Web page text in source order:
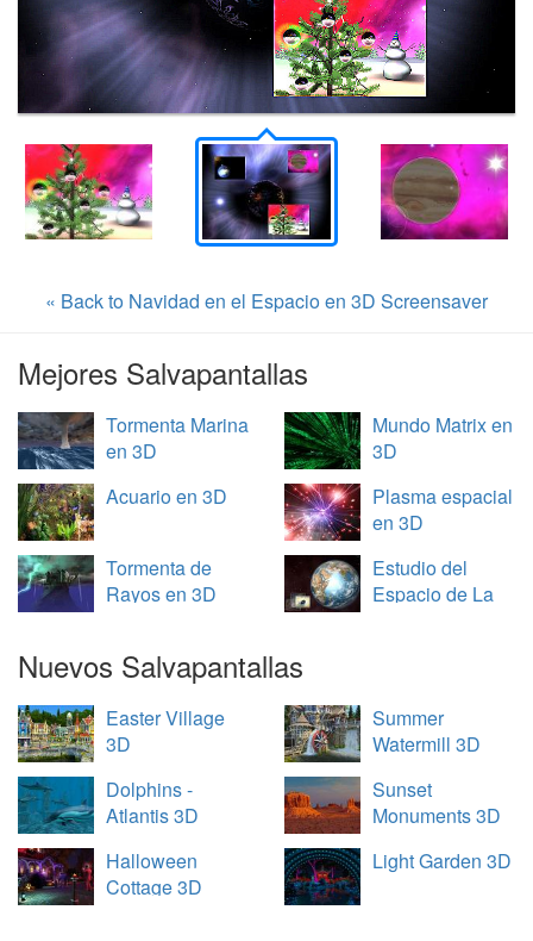
« Back to Navidad en el Espacio en 3D Screensaver
Mejores Salvapantallas
Tormenta Marina
en 3D
Mundo Matrix en
3D
Acuario en 3D
Plasma espacial
en 3D
Tormenta de
Rayos en 3D
Estudio del
Espacio de La
Nuevos Salvapantallas
Easter Village
3D
Summer
Watermill 3D
Dolphins -
Atlantis 3D
Sunset
Monuments 3D
Halloween
Cottage 3D
Light Garden 3D